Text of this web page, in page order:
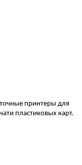
принтеры для
пластиковых карт.